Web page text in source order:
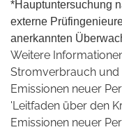
*Hauptuntersuchung
externe
anerkannten
Weitere
Stromverbrauch und
Emissionen neuer
'Leitfaden über den
Emissionen neuer